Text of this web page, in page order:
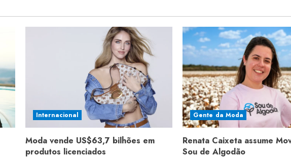
Internacional
Moda vende US$63,7 bilhões em
produtos licenciados
Gente da Moda
Renata Caixeta assume
Sou de Algodão